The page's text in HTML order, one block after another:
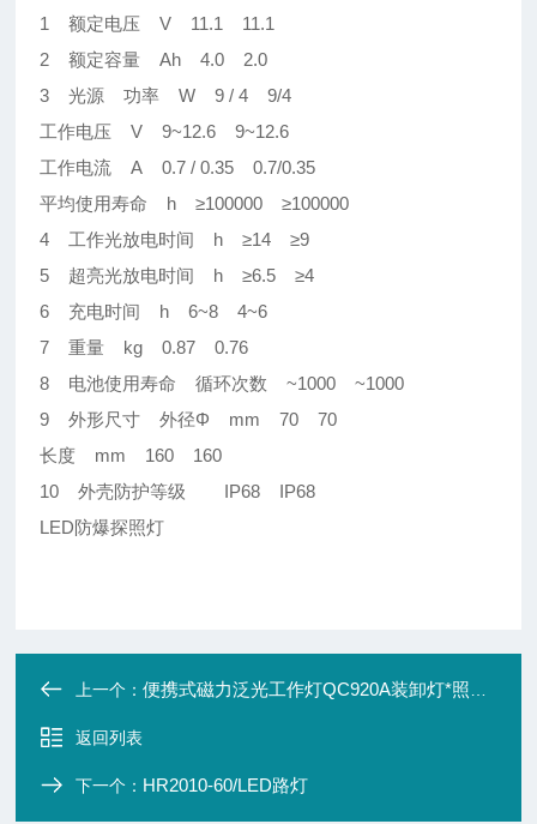
1 额定电压 V 11.1 11.1
2 额定容量 Ah 4.0 2.0
3 光源 功率 W 9 / 4 9/4
工作电压 V 9~12.6 9~12.6
工作电流 A 0.7 / 0.35 0.7/0.35
平均使用寿命 h ≥100000 ≥100000
4 工作光放电时间 h ≥14 ≥9
5 超亮光放电时间 h ≥6.5 ≥4
6 充电时间 h 6~8 4~6
7 重量 kg 0.87 0.76
8 电池使用寿命 循环次数 ~1000 ~1000
9 外形尺寸 外径Φ mm 70 70
长度 mm 160 160
10 外壳防护等级 IP68 IP68
LED防爆探照灯
上一个：便携式磁力泛光工作灯QC920A装卸灯*照明灯
返回列表
下一个： HR2010-60/LED路灯